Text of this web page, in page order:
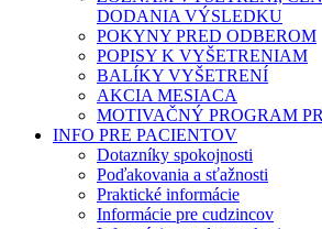
DODANIA VÝSLEDKU
POKYNY PRED ODBEROM
POPISY K VYŠETRENIAM
BALÍKY VYŠETRENÍ
AKCIA MESIACA
MOTIVAČNÝ PROGRAM
INFO PRE PACIENTOV
Dotazníky spokojnosti
Poďakovania a sťažnosti
Praktické informácie
Informácie pre cudzincov